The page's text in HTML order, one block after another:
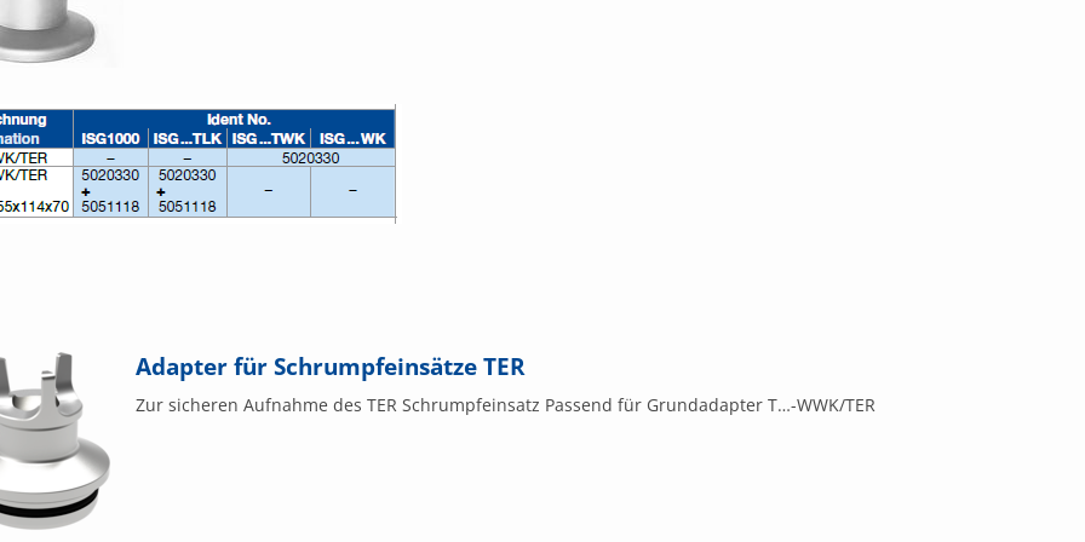
Adapter für Schrumpfeinsätze TER
Zur sicheren Aufnahme des TER Schrumpfeinsatz Passend für Grundadapter T…-WWK/TER